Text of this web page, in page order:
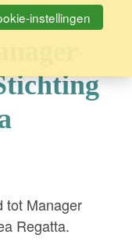
tot Manager
Regatta.
instellingen